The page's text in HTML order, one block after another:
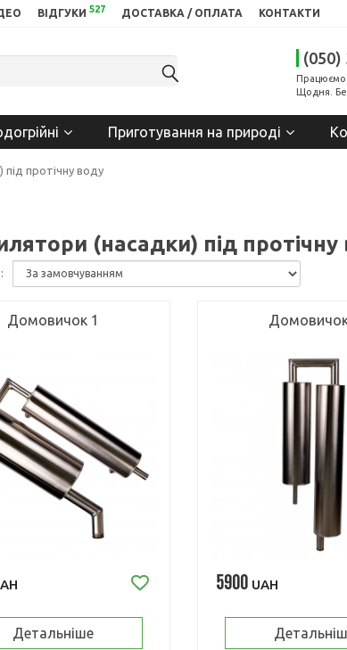
ВІДГУКИ 527 ДОСТАВКА / ОПЛАТА КОНТАКТИ
(050)
Працюємо
Щодня.
Приготування на природі
протічну воду
(насадки) під протічну
Домовичок 1
Детальніше
5900UAH